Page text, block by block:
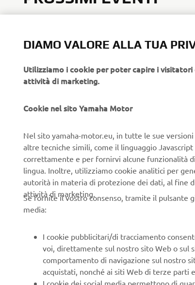
04 – 06 Set 2026 Sanremo - Sestriere
18° HAT SERIES MARATHON
Giunta alla diciottesima edizione, la HAT
Sestriere è la regina degli eventi Adventouring
internazionali. L’edizione 2026 si svolgerà dal 4 al
settembre e vedrà la partecipazione di piloti di
rally, dell’enduro e della Dakar.
Scopri di più
DIAMO VALORE ALLA TUA
Utilizziamo i cookie per poter capire i
attività di marketing.
Cookie nel sito Yamaha Motor
Nel sito yamaha-motor.eu, in tutte le sue
altre tecniche simili, come il linguaggio
correttamente e per fornirvi alcune funzionalità
lingua. Inoltre, utilizziamo cookie analitici per
autorità in materia di protezione dei dati, al fine
attività di marketing.
Se fornite il vostro consenso, tramite il pulsante
media:
I cookie pubblicitari/di tracciamento
voi, direttamente sul nostro sito Web o sul
comportamento di navigazione sul nostro
acquistati, nonché ai siti Web di terze parti
I cookie dei social media permettono di